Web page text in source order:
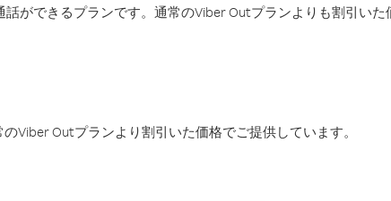
ができるプランです。通常のViber Outプランよりも割引いた
Viber Outプランより割引いた価格でご提供しています。